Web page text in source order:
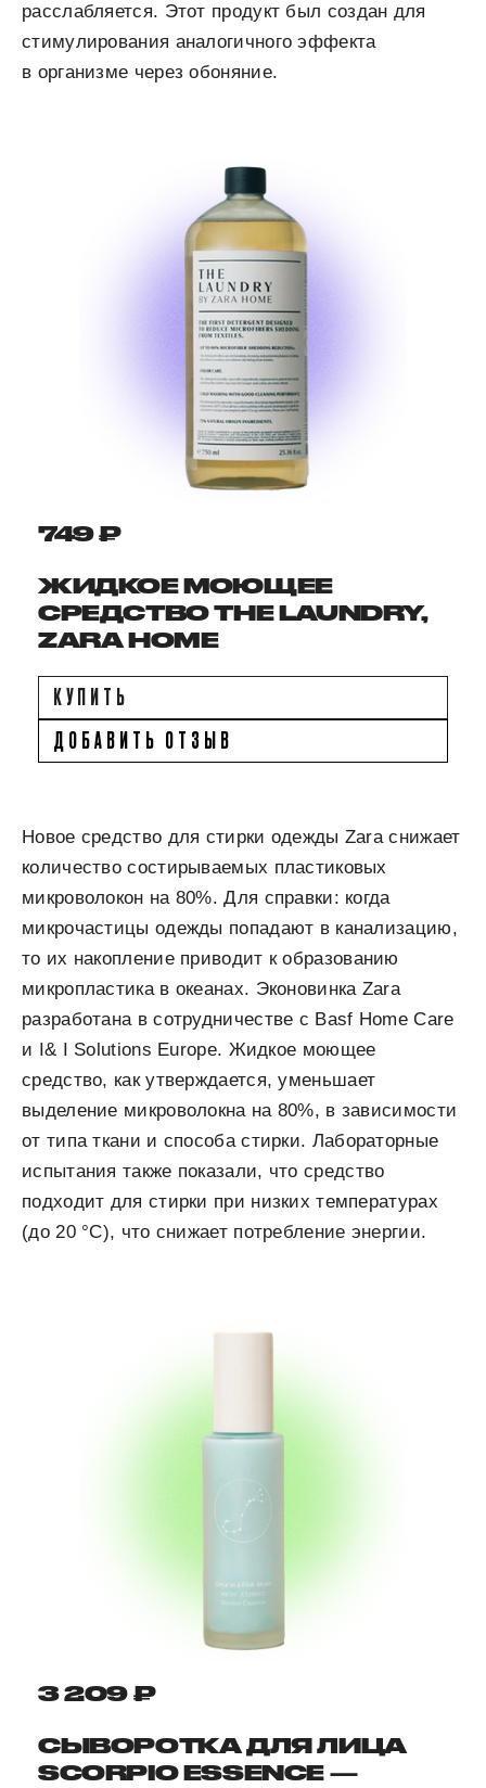
расслабляется. Этот продукт был создан для
стимулирования аналогичного эффекта
в организме через обоняние.
749 ₽
ЖИДКОЕ МОЮЩЕЕ
СРЕДСТВО THE LAUNDRY,
ZARA HOME
КУПИТЬ
ДОБАВИТЬ ОТЗЫВ
Новое средство для стирки одежды Zara снижает
количество состирываемых пластиковых
микроволокон на 80%. Для справки: когда
микрочастицы одежды попадают в канализацию,
то их накопление приводит к образованию
микропластика в океанах. Эконовинка Zara
разработана в сотрудничестве с Basf Home Care
и I& I Solutions Europe. Жидкое моющее
средство, как утверждается, уменьшает
выделение микроволокна на 80%, в зависимости
от типа ткани и способа стирки. Лабораторные
испытания также показали, что средство
подходит для стирки при низких температурах
(до 20 °C), что снижает потребление энергии.
3 209 ₽
СЫВОРОТКА ДЛЯ ЛИЦА
SCORPIO ESSENCE —